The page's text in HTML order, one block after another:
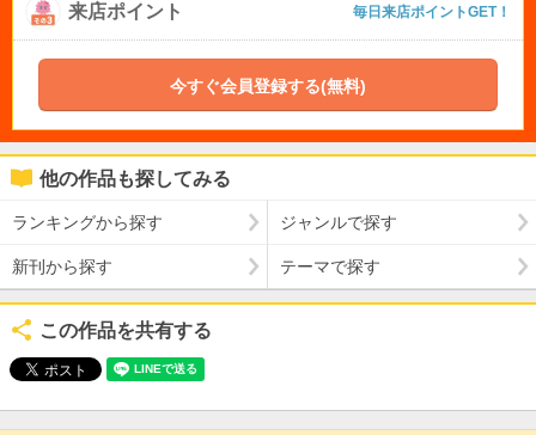
来店ポイント 毎日来店ポイントGET！
今すぐ会員登録する(無料)
他の作品も探してみる
ランキングから探す ジャンルで探す
新刊から探す テーマで探す
この作品を共有する